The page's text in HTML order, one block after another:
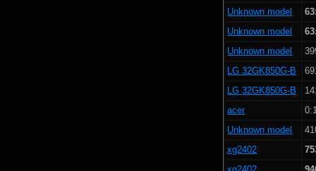
Unknown model
Unknown model
Unknown model
LG 32GK850G-B
LG 32GK850G-B
acer
Unknown model
xg2402